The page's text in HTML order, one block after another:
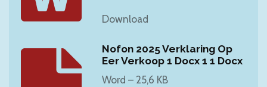
Download
Nofon 2025 Verklaring Op
Eer Verkoop 1 Docx 1 1 Docx
Word – 25,6 KB